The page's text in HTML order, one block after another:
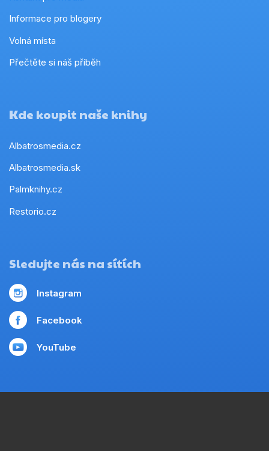
Informace pro blogery
Volná místa
Přečtěte si náš příběh
Kde koupit naše knihy
Albatrosmedia.cz
Albatrosmedia.sk
Palmknihy.cz
Restorio.cz
Sledujte nás na sítích
Instagram
Facebook
YouTube